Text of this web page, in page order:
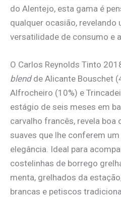
do Alentejo, esta gama é
qualquer ocasião, revelando
versatilidade de consumo e
O Carlos Reynolds Tinto
blendde Alicante Bouschet
Alfrocheiro (10%) e
estágio de seis meses em
carvalho francês, revela boa
suaves que lhe conferem
elegância. Ideal para
costelinhas de borrego
menta, grelhados da
brancas e petiscos